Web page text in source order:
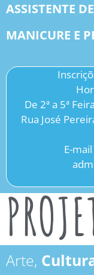
ASSISTENTE
MANICURE E
De 2ª a 5ª
Rua José
E-
Arte,